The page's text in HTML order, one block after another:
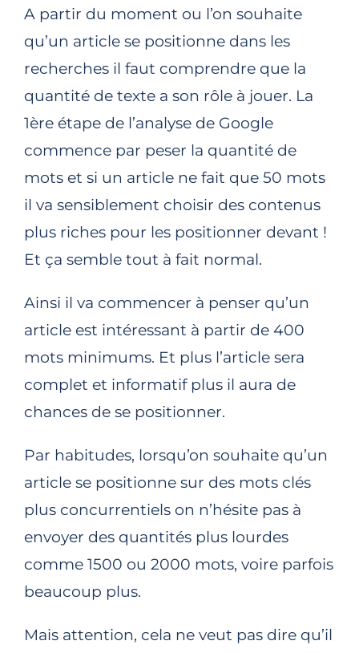
A partir du moment ou l’on souhaite
qu’un article se positionne dans les
recherches il faut comprendre que la
quantité de texte a son rôle à jouer. La
1ère étape de l’analyse de Google
commence par peser la quantité de
mots et si un article ne fait que 50 mots
il va sensiblement choisir des contenus
plus riches pour les positionner devant !
Et ça semble tout à fait normal.
Ainsi il va commencer à penser qu’un
article est intéressant à partir de 400
mots minimums. Et plus l’article sera
complet et informatif plus il aura de
chances de se positionner.
Par habitudes, lorsqu’on souhaite qu’un
article se positionne sur des mots clés
plus concurrentiels on n’hésite pas à
envoyer des quantités plus lourdes
comme 1500 ou 2000 mots, voire parfois
beaucoup plus.
Mais attention, cela ne veut pas dire qu’il